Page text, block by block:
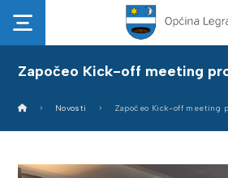
Započeo Kick-off meeting
Novosti Započeo Kick-off meeting